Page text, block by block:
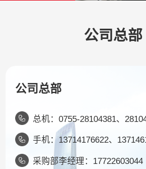
公司总部
公司总部
总机：0755-28104381、
手机：13714176622、
采购部李经理：17722603044